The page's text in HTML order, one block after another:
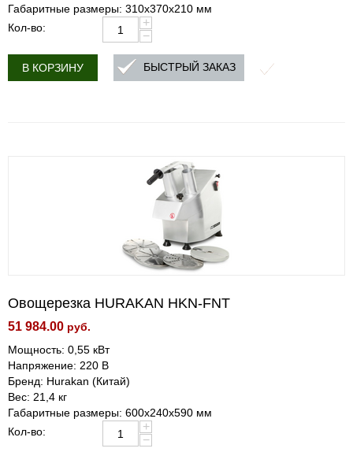
Габаритные размеры: 310х370х210 мм
Кол-во:
+
−
В КОРЗИНУ БЫСТРЫЙ ЗАКАЗ
Овощерезка HURAKAN HKN-FNT
51 984.00 руб.
Мощность: 0,55 кВт
Напряжение: 220 В
Бренд: Hurakan (Китай)
Вес: 21,4 кг
Габаритные размеры: 600x240x590 мм
Кол-во:
+
−